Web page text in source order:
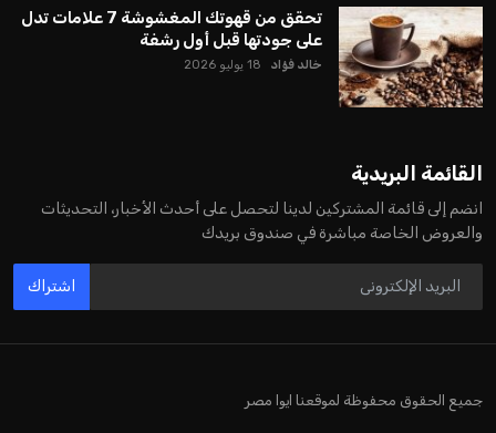
تحقق من قهوتك المغشوشة 7 علامات تدل
على جودتها قبل أول رشفة
خالد فؤاد 18 يوليو 2026
القائمة البريدية
انضم إلى قائمة المشتركين لدينا لتحصل على أحدث الأخبار، التحديثات
والعروض الخاصة مباشرة في صندوق بريدك
اشتراك
جميع الحقوق محفوظة لموقعنا ايوا مصر